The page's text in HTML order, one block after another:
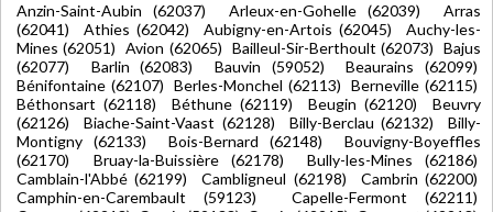
Anzin-Saint-Aubin (62037) Arleux-en-Gohelle (62039) Arras
(62041) Athies (62042) Aubigny-en-Artois (62045) Auchy-les-
Mines (62051) Avion (62065) Bailleul-Sir-Berthoult (62073) Bajus
(62077) Barlin (62083) Bauvin (59052) Beaurains (62099)
Bénifontaine (62107) Berles-Monchel (62113) Berneville (62115)
Béthonsart (62118) Béthune (62119) Beugin (62120) Beuvry
(62126) Biache-Saint-Vaast (62128) Billy-Berclau (62132) Billy-
Montigny (62133) Bois-Bernard (62148) Bouvigny-Boyeffles
(62170) Bruay-la-Buissière (62178) Bully-les-Mines (62186)
Camblain-l'Abbé (62199) Cambligneul (62198) Cambrin (62200)
Camphin-en-Carembault (59123) Capelle-Fermont (62211)